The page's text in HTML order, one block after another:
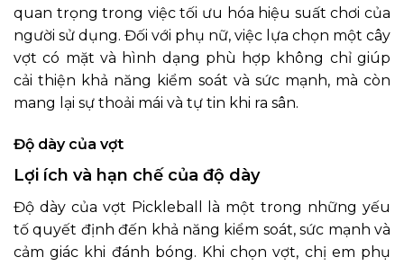
quan trọng trong việc tối ưu hóa hiệu suất chơi của
người sử dụng. Đối với phụ nữ, việc lựa chọn một cây
vợt có mặt và hình dạng phù hợp không chỉ giúp
cải thiện khả năng kiểm soát và sức mạnh, mà còn
mang lại sự thoải mái và tự tin khi ra sân.
Độ dày của vợt
Lợi ích và hạn chế của độ dày
Độ dày của vợt Pickleball là một trong những yếu
tố quyết định đến khả năng kiểm soát, sức mạnh và
cảm giác khi đánh bóng. Khi chọn vợt, chị em phụ